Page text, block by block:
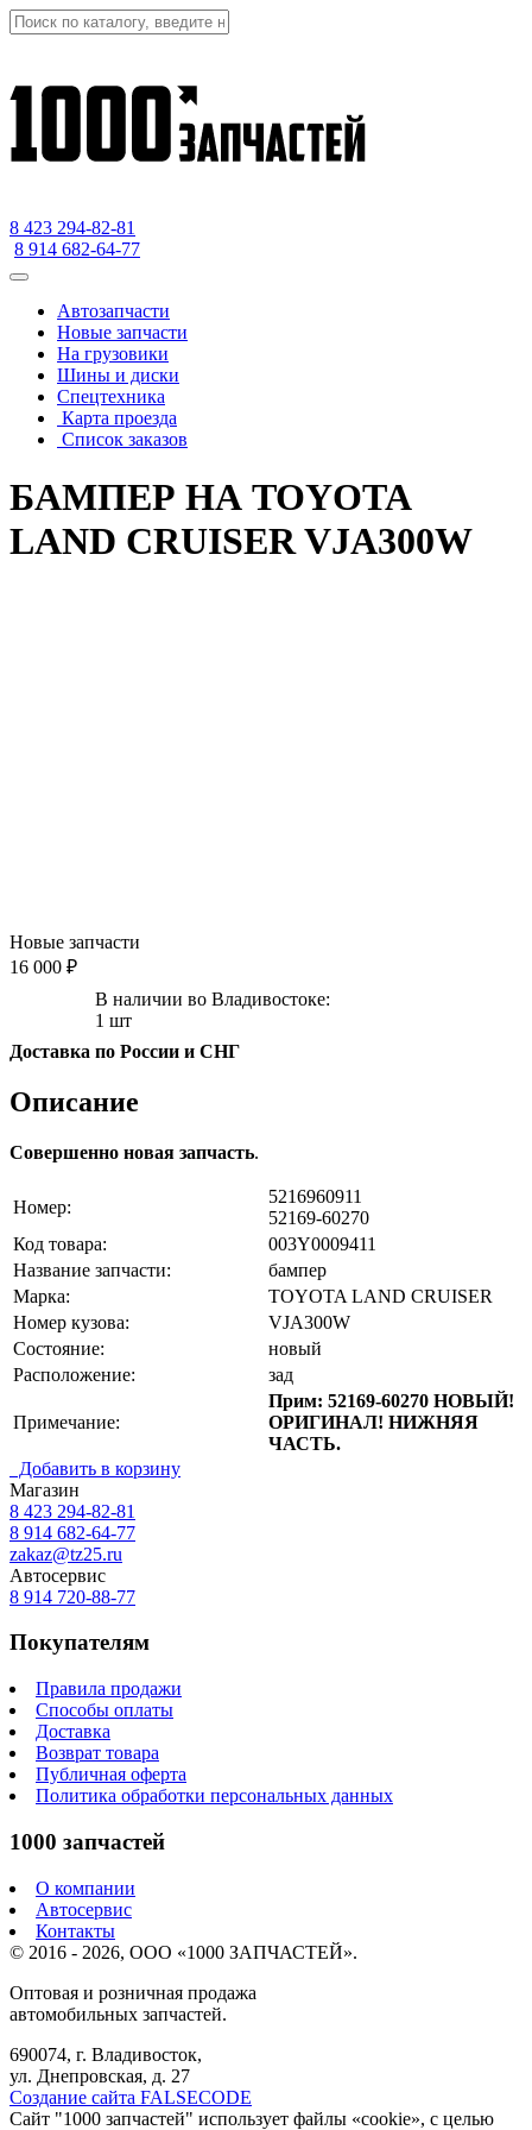
8 423 294-82-81
8 914 682-64-77
Автозапчасти
Новые запчасти
На грузовики
Шины и диски
Спецтехника
Карта проезда
Список заказов
БАМПЕР НА TOYOTA
LAND CRUISER VJA300W
Новые запчасти
16 000 ₽
В наличии во Владивостоке:
1 шт
Доставка по России и СНГ
Описание
Совершенно новая запчасть.
Номер:
5216960911
52169-60270
Код товара:
003Y0009411
Название запчасти:
бампер
Марка:
TOYOTA LAND CRUISER
Номер кузова:
VJA300W
Состояние:
новый
Расположение:
зад
Примечание:
Прим: 52169-60270 НОВЫЙ!
ОРИГИНАЛ! НИЖНЯЯ
ЧАСТЬ.
Добавить в корзину
Магазин
8 423 294-82-81
8 914 682-64-77
zakaz@tz25.ru
Автосервис
8 914 720-88-77
Покупателям
Правила продажи
Способы оплаты
Доставка
Возврат товара
Публичная оферта
Политика обработки персональных данных
1000 запчастей
О компании
Автосервис
Контакты
© 2016 - 2026, ООО «1000 ЗАПЧАСТЕЙ».
Оптовая и розничная продажа
автомобильных запчастей.
690074, г. Владивосток,
ул. Днепровская, д. 27
Создание сайта FALSECODE
Сайт "1000 запчастей" использует файлы «cookie», с целью